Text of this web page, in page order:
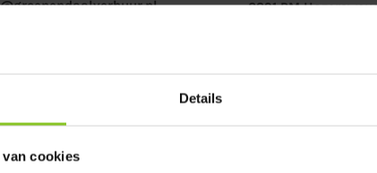
Details
cookies
2391 PM
van Roosendaal voor
bij Groenendaal. We bezorgen iedere